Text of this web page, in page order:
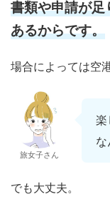
書類や申請が
あるからです。
場合によっては空
旅女子さん
楽
でも大丈夫。